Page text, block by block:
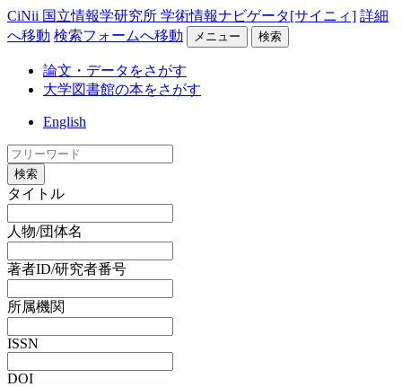
CiNii 国立情報学研究所 学術情報ナビゲータ[サイニィ] 詳細
へ移動 検索フォームへ移動 メニュー 検索
論文・データをさがす
大学図書館の本をさがす
English
検索
タイトル
人物/団体名
著者ID/研究者番号
所属機関
ISSN
DOI